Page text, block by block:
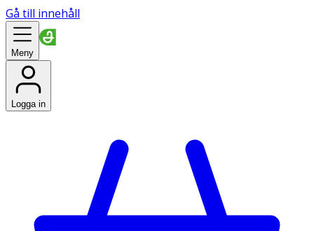
Gå till innehåll
Meny
Logga in